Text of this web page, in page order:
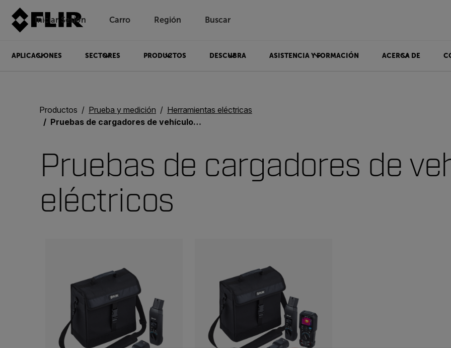
Iniciar Sesión Unread messages
Carro Región Buscar
APLICACIONES SECTORES PRODUCTOS DESCUBRA ASISTENCIA Y FORMACIÓN ACERCA DE
Productos Prueba y medición
Herramientas eléctricas
Pruebas de cargadores de vehículos eléctricos
Pruebas de cargadores de
eléctricos